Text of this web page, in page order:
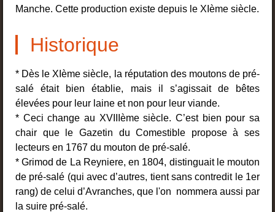
Manche. Cette production existe depuis le XIème siècle.
Historique
* Dès le XIème siècle, la réputation des moutons de pré-
salé était bien établie, mais il s’agissait de bêtes
élevées pour leur laine et non pour leur viande.
* Ceci change au XVIIIème siècle. C’est bien pour sa
chair que le Gazetin du Comestible propose à ses
lecteurs en 1767 du mouton de pré-salé.
* Grimod de La Reyniere, en 1804, distinguait le mouton
de pré-salé (qui avec d’autres, tient sans contredit le 1er
rang) de celui d’Avranches, que l'on nommera aussi par
la suire pré-salé.